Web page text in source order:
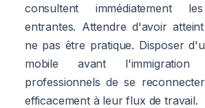
consultent immédiatement
entrantes. Attendre d'avoir
ne pas être pratique. Disposer
mobile avant
professionnels de se
efficacement à leur flux de travail.